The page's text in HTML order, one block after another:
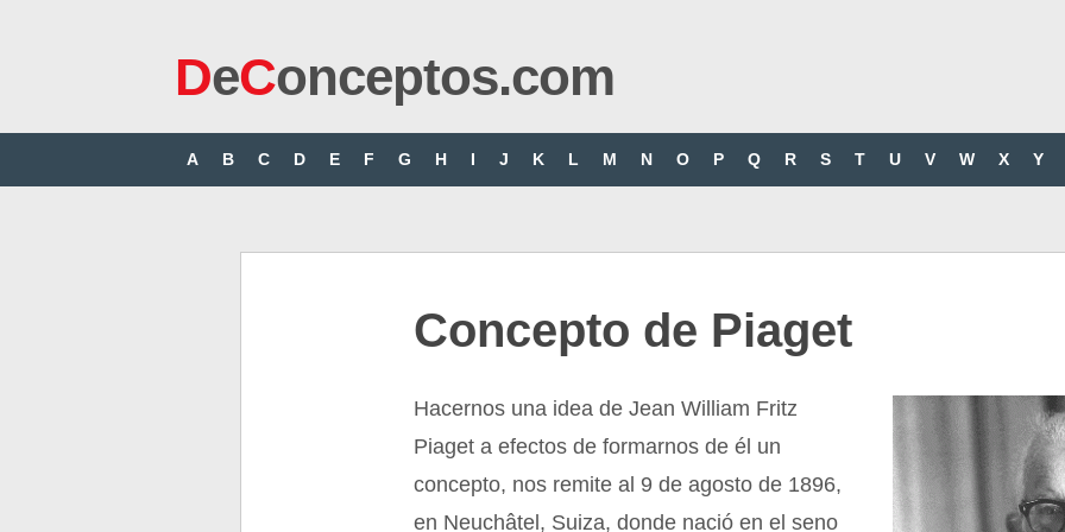
DeConceptos.com
A B C D E F G H I J K L M N O P Q R S T U V W X Y
Concepto de Piaget
Hacernos una idea de Jean William Fritz
Piaget a efectos de formarnos de él un
concepto, nos remite al 9 de agosto de 1896,
en Neuchâtel, Suiza, donde nació en el seno